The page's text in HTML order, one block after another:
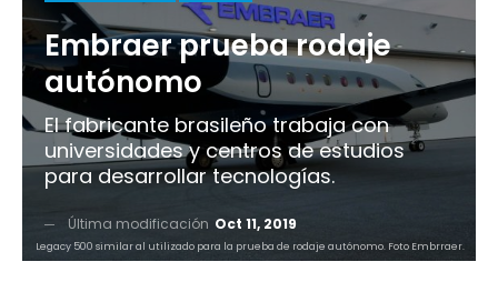
Embraer prueba rodaje
autónomo
El fabricante brasileño trabaja con
universidades y centros de estudios
para desarrollar tecnologías.
Última modificación Oct 11, 2019
Legacy 500 similar al utilizado para la prueba de rodaje autónomo. Foto Embrraer.